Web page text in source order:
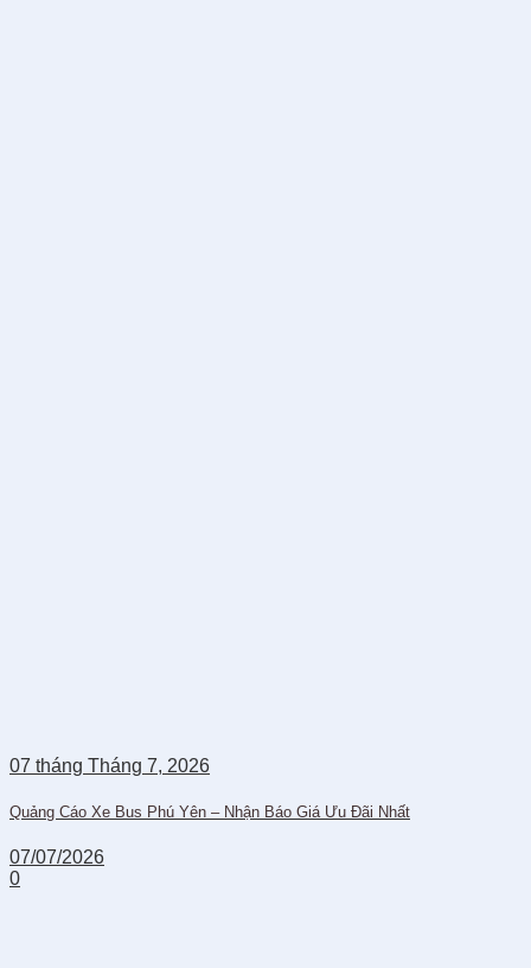
07 tháng Tháng 7, 2026
Quảng Cáo Xe Bus Phú Yên – Nhận Báo Giá Ưu Đãi Nhất
07/07/2026
0